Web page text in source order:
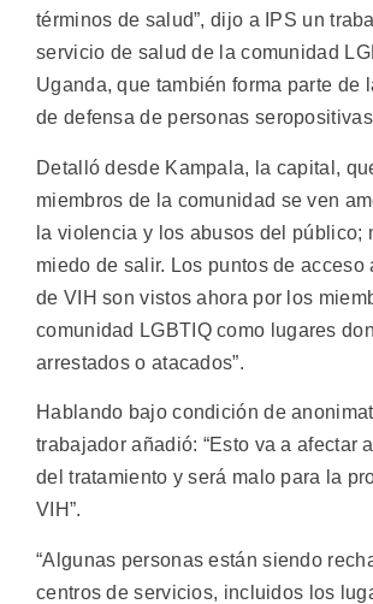
términos de salud”, dijo a IPS un
servicio de salud de la comunidad
Uganda, que también forma parte de
de defensa de personas
Detalló desde Kampala, la capital,
miembros de la comunidad se ven
la violencia y los abusos del público;
miedo de salir. Los puntos de acceso
de VIH son vistos ahora por los
comunidad LGBTIQ como lugares
arrestados o atacados”.
Hablando bajo condición de
trabajador añadió: “Esto va a afectar
del tratamiento y será malo para la
VIH”.
“Algunas personas están siendo
centros de servicios, incluidos los